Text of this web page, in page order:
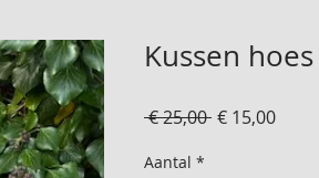
Kussen
€ 25,00 Normale
€ 15,00
Aantal *